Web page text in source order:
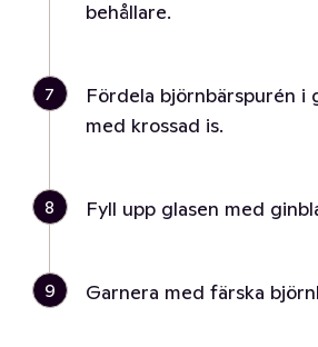
behållare.
7
Fördela björnbärspurén i
med krossad is.
8 Fyll upp glasen med
9 Garnera med färska